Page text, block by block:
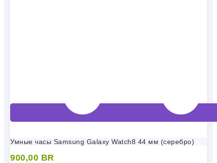
Умные часы Samsung Galaxy Watch8 44 мм (серебро)
900,00 BR